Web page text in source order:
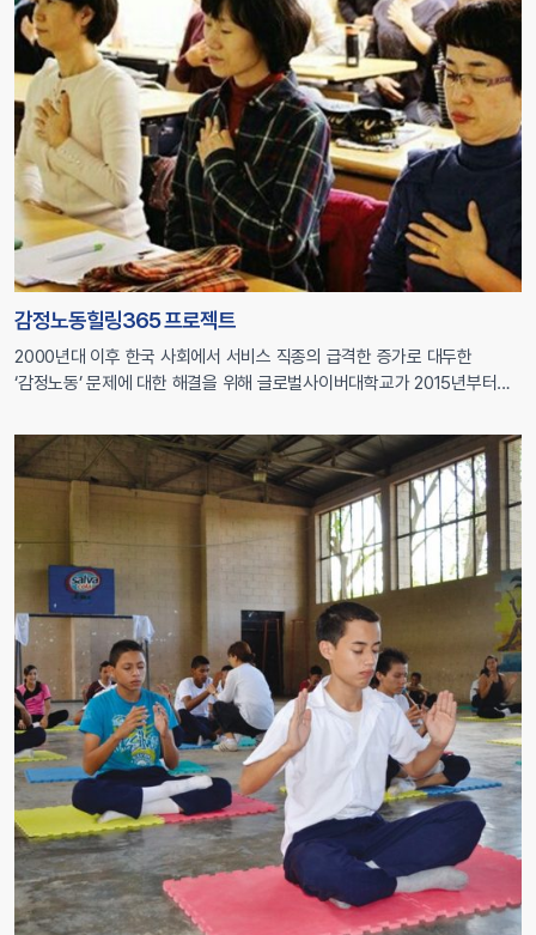
감정노동힐링365 프로젝트
2000년대 이후 한국 사회에서 서비스 직종의 급격한 증가로 대두한
‘감정노동’ 문제에 대한 해결을 위해 글로벌사이버대학교가 2015년부터
4년간 정부 지원사업 선정을 통해 참여 기관 314개, 교육 인원 9933명을
비롯해 국제 저널 연구 도출 등 한국 사회에 뇌교육의 사회적 문제 해결
성과를 제시하며 글로벌사이버대학교가 뇌교육 특성화 대학으로 자리하는